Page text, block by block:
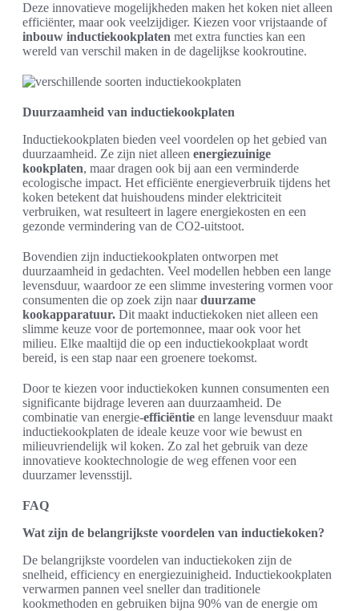
Deze innovatieve mogelijkheden maken het koken niet alleen
efficiënter, maar ook veelzijdiger. Kiezen voor vrijstaande of
inbouw inductiekookplaten met extra functies kan een
wereld van verschil maken in de dagelijkse kookroutine.
Duurzaamheid van inductiekookplaten
Inductiekookplaten bieden veel voordelen op het gebied van
duurzaamheid. Ze zijn niet alleen energiezuinige
kookplaten, maar dragen ook bij aan een verminderde
ecologische impact. Het efficiënte energieverbruik tijdens het
koken betekent dat huishoudens minder elektriciteit
verbruiken, wat resulteert in lagere energiekosten en een
gezonde vermindering van de CO2-uitstoot.
Bovendien zijn inductiekookplaten ontworpen met
duurzaamheid in gedachten. Veel modellen hebben een lange
levensduur, waardoor ze een slimme investering vormen voor
consumenten die op zoek zijn naarduurzame
kookapparatuur. Dit maakt inductiekoken niet alleen een
slimme keuze voor de portemonnee, maar ook voor het
milieu. Elke maaltijd die op een inductiekookplaat wordt
bereid, is een stap naar een groenere toekomst.
Door te kiezen voor inductiekoken kunnen consumenten een
significante bijdrage leveren aan duurzaamheid. De
combinatie van energie-efficiëntie en lange levensduur maakt
inductiekookplaten de ideale keuze voor wie bewust en
milieuvriendelijk wil koken. Zo zal het gebruik van deze
innovatieve kooktechnologie de weg effenen voor een
duurzamer levensstijl.
FAQ
Wat zijn de belangrijkste voordelen van inductiekoken?
De belangrijkste voordelen van inductiekoken zijn de
snelheid, efficiency en energiezuinigheid. Inductiekookplaten
verwarmen pannen veel sneller dan traditionele
kookmethoden en gebruiken bijna 90% van de energie om